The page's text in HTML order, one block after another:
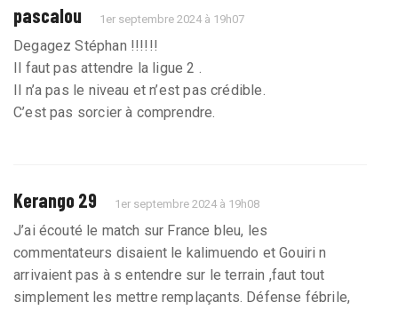
pascalou 1er septembre 2024 à 19h07
Degagez Stéphan !!!!!!
Il faut pas attendre la ligue 2 .
Il n’a pas le niveau et n’est pas crédible.
C’est pas sorcier à comprendre.
Kerango 29 1er septembre 2024 à 19h08
J’ai écouté le match sur France bleu, les
commentateurs disaient le kalimuendo et Gouiri n
arrivaient pas à s entendre sur le terrain ,faut tout
simplement les mettre remplaçants. Défense fébrile,